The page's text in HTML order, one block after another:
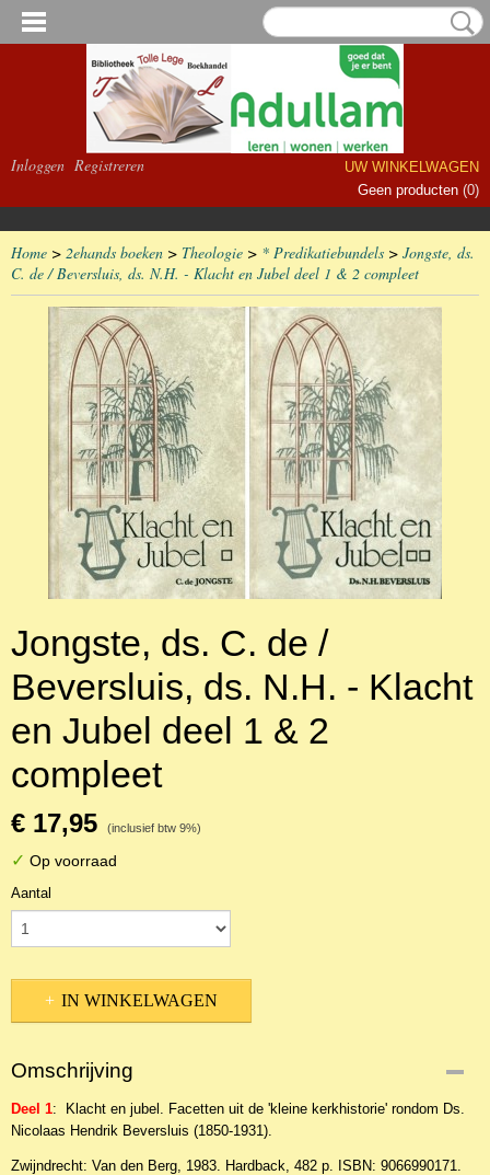
Inloggen Registreren
UW WINKELWAGEN
Geen producten (0)
Home > 2ehands boeken > Theologie > * Predikatiebundels > Jongste, ds.
C. de / Beversluis, ds. N.H. - Klacht en Jubel deel 1 & 2 compleet
Jongste, ds. C. de /
Beversluis, ds. N.H. - Klacht
en Jubel deel 1 & 2
compleet
€ 17,95 (inclusief btw 9%)
✓ Op voorraad
Aantal
IN WINKELWAGEN
Omschrijving
Deel 1: Klacht en jubel. Facetten uit de 'kleine kerkhistorie' rondom Ds.
Nicolaas Hendrik Beversluis (1850-1931).
Zwijndrecht: Van den Berg, 1983. Hardback, 482 p. ISBN: 9066990171.